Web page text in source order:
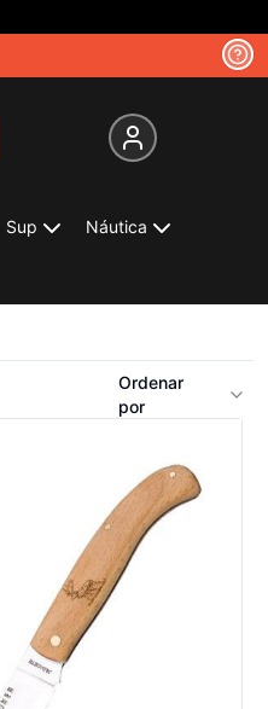
Sup Náutica
Ordenar
por